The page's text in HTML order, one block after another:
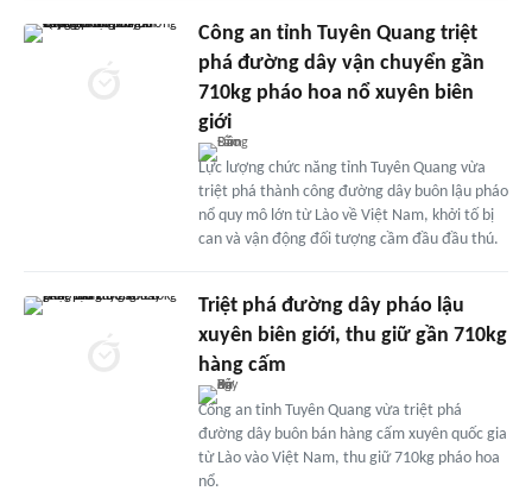
Công an tỉnh Tuyên Quang triệt
phá đường dây vận chuyển gần
710kg pháo hoa nổ xuyên biên
giới
Lực lượng chức năng tỉnh Tuyên Quang vừa
triệt phá thành công đường dây buôn lậu pháo
nổ quy mô lớn từ Lào về Việt Nam, khởi tố bị
can và vận động đối tượng cầm đầu đầu thú.
Triệt phá đường dây pháo lậu
xuyên biên giới, thu giữ gần 710kg
hàng cấm
Công an tỉnh Tuyên Quang vừa triệt phá
đường dây buôn bán hàng cấm xuyên quốc gia
từ Lào vào Việt Nam, thu giữ 710kg pháo hoa
nổ.